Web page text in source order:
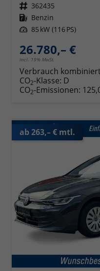
Fahrzeugnr. 362435
Kraftstoff Benzin
Leistung 85 kW (116 PS)
26.780,– €
incl. 19% MwSt.
Verbrauch
CO2-Klasse: D
CO2-Emissionen:
ab 263,– € mtl.